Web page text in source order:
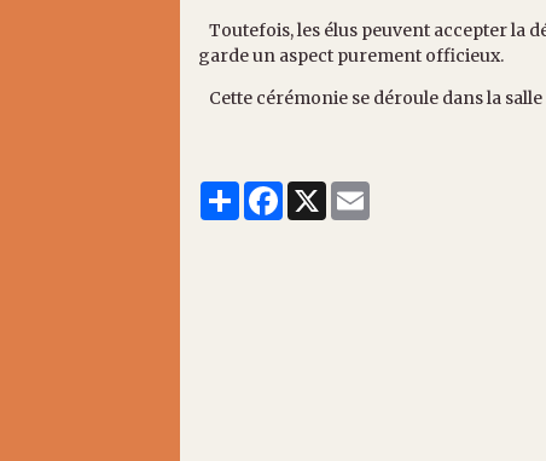
Toutefois, les élus peuvent accepter la
garde un aspect purement officieux.
Cette cérémonie se déroule dans la
PartagerFacebook
X